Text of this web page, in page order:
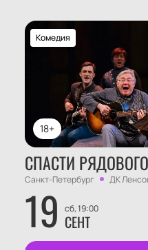
18+
Комедия
СПАСТИ
Санкт-Петербург ДК
19 сб, 19:00
СЕНТ